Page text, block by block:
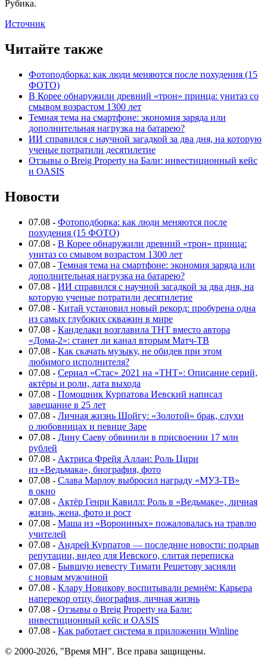
Рубика.
Источник
Читайте также
Фотоподборка: как люди меняются после похудения (15
ФОТО)
В Корее обнаружили древний «трон» принца: унитаз со
смывом возрастом 1300 лет
Темная тема на смартфоне: экономия заряда или
дополнительная нагрузка на батарею?
ИИ справился с научной загадкой за два дня, на которую
ученые потратили десятилетие
Отзывы о Breig Property на Бали: инвестиционный кейс
и OASIS
Новости
07.08 - Фотоподборка: как люди меняются после
похудения (15 ФОТО)
07.08 - В Корее обнаружили древний «трон» принца:
унитаз со смывом возрастом 1300 лет
07.08 - Темная тема на смартфоне: экономия заряда или
дополнительная нагрузка на батарею?
07.08 - ИИ справился с научной загадкой за два дня, на
которую ученые потратили десятилетие
07.08 - Китай установил новый рекорд: пробурена одна
из самых глубоких скважин в мире
07.08 - Канделаки возглавила ТНТ вместо автора
«Дома-2»: станет ли канал вторым Матч-ТВ
07.08 - Как скачать музыку, не обидев при этом
любимого исполнителя?
07.08 - Сериал «Стас» 2021 на «ТНТ»: Описание серий,
актёры и роли, дата выхода
07.08 - Помощник Курпатова Иевский написал
завещание в 25 лет
07.08 - Личная жизнь Шойгу: «Золотой» брак, слухи
о любовницах и певице Заре
07.08 - Дину Саеву обвинили в присвоении 17 млн
рублей
07.08 - Актриса Фрейя Аллан: Роль Цири
из «Ведьмака», биография, фото
07.08 - Слава Марлоу выбросил награду «МУЗ-ТВ»
в окно
07.08 - Актёр Генри Кавилл: Роль в «Ведьмаке», личная
жизнь, жена, фото и рост
07.08 - Маша из «Ворониных» пожаловалась на травлю
учителей
07.08 - Андрей Курпатов — последние новости: подрыв
репутации, видео для Иевского, слитая переписка
07.08 - Бывшую невесту Тимати Решетову засняли
с новым мужчиной
07.08 - Клару Новикову воспитывали ремнём: Карьера
наперекор отцу, биография, личная жизнь
07.08 - Отзывы о Breig Property на Бали:
инвестиционный кейс и OASIS
07.08 - Как работает система в приложении Winline
© 2000-2026, "Время МН". Все права защищены.